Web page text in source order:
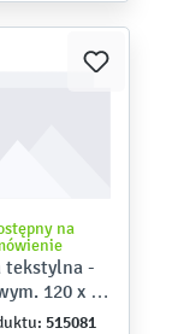
na
tekstylna -
120 x 90
cm
515081